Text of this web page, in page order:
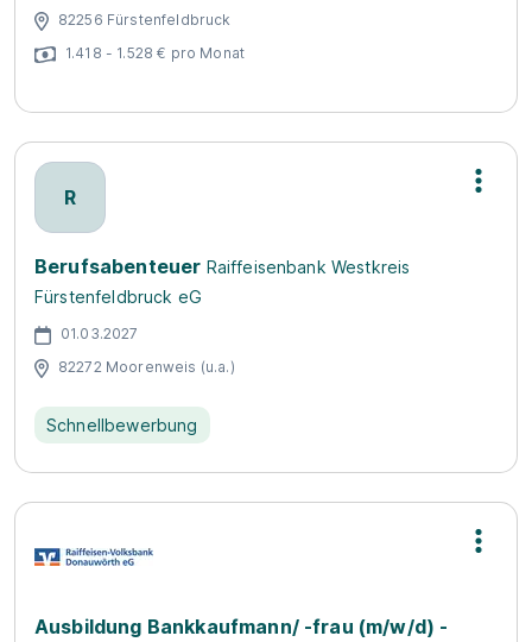
82256 Fürstenfeldbruck
1.418 - 1.528 € pro Monat
R
Berufsabenteuer Raiffeisenbank Westkreis
Fürstenfeldbruck eG
01.03.2027
82272 Moorenweis (u.a.)
Schnellbewerbung
Ausbildung Bankkaufmann/ -frau (m/w/d) -